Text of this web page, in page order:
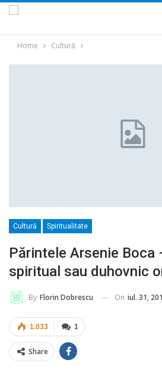
Home Cultură
Cultură Spiritualitate
Părintele Arsenie Boca
spiritual sau duhovnic
By Florin Dobrescu On iul. 31,
1
1.033
Share